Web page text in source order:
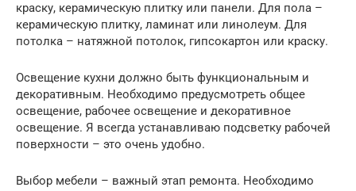
краску, керамическую плитку или панели. Для пола –
керамическую плитку, ламинат или линолеум. Для
потолка – натяжной потолок, гипсокартон или краску.
Освещение кухни должно быть функциональным и
декоративным. Необходимо предусмотреть общее
освещение, рабочее освещение и декоративное
освещение. Я всегда устанавливаю подсветку рабочей
поверхности – это очень удобно.
Выбор мебели – важный этап ремонта. Необходимо